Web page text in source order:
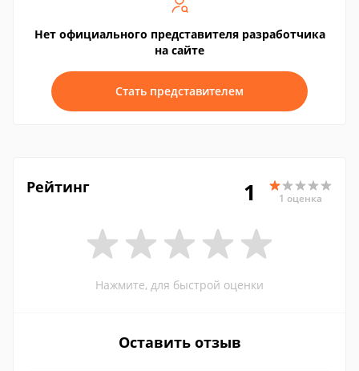
Нет официального представителя разработчика
на сайте
Стать представителем
Рейтинг 1 1 оценка
Нажмите, для быстрой оценки
Оставить отзыв